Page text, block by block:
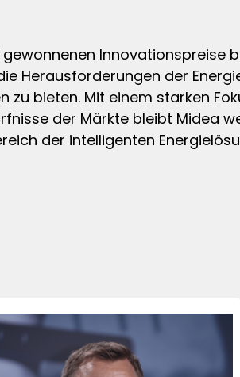
gewonnenen
Herausforderungen der
bieten. Mit einem starken
der Märkte bleibt Midea
der intelligenten